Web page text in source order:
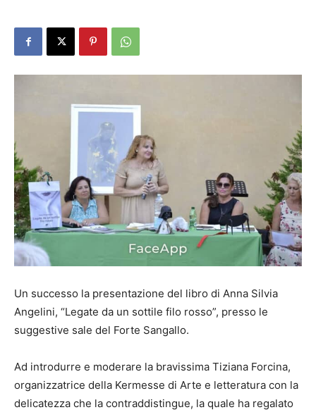
Un successo la presentazione del libro di Anna Silvia
Angelini, “Legate da un sottile filo rosso”, presso le
suggestive sale del Forte Sangallo.
Ad introdurre e moderare la bravissima Tiziana Forcina,
organizzatrice della Kermesse di Arte e letteratura con la
delicatezza che la contraddistingue, la quale ha regalato